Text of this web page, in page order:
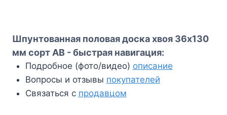
Шпунтованная половая доска хвоя 36х130
мм сорт АВ - быстрая навигация:
Подробное (фото/видео) описание
Вопросы и отзывы покупателей
Связаться с продавцом